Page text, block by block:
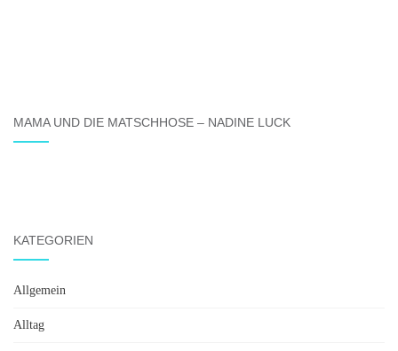
MAMA UND DIE MATSCHHOSE – NADINE LUCK
KATEGORIEN
Allgemein
Alltag